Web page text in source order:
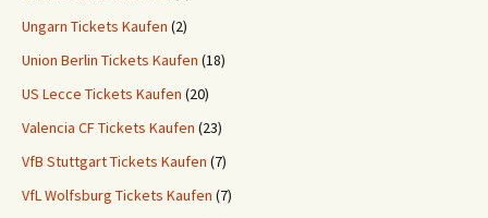
Ungarn Tickets Kaufen (2)
Union Berlin Tickets Kaufen (18)
US Lecce Tickets Kaufen (20)
Valencia CF Tickets Kaufen (23)
VfB Stuttgart Tickets Kaufen (7)
VfL Wolfsburg Tickets Kaufen (7)